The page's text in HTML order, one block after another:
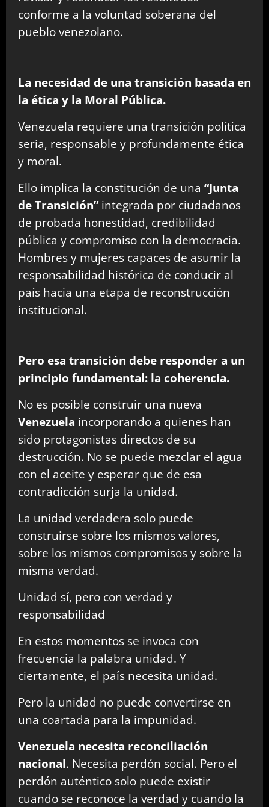
conforme a la voluntad soberana del
pueblo venezolano.
La necesidad de una transición basada en
la ética y la Moral Pública.
Venezuela requiere una transición política
seria, responsable y profundamente ética
y moral.
Ello implica la constitución de una “Junta
de Transición”integrada por ciudadanos
de probada honestidad, credibilidad
pública y compromiso con la democracia.
Hombres y mujeres capaces de asumir la
responsabilidad histórica de conducir al
país hacia una etapa de reconstrucción
institucional.
Pero esa transición debe responder a un
principio fundamental: la coherencia.
No es posible construir una nueva
Venezuela incorporando a quienes han
sido protagonistas directos de su
destrucción. No se puede mezclar el agua
con el aceite y esperar que de esa
contradicción surja la unidad.
La unidad verdadera solo puede
construirse sobre los mismos valores,
sobre los mismos compromisos y sobre la
misma verdad.
Unidad sí, pero con verdad y
responsabilidad
En estos momentos se invoca con
frecuencia la palabra unidad. Y
ciertamente, el país necesita unidad.
Pero la unidad no puede convertirse en
una coartada para la impunidad.
Venezuela necesita reconciliación
nacional. Necesita perdón social. Pero el
perdón auténtico solo puede existir
cuando se reconoce la verdad y cuando la